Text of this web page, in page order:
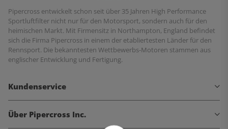
Pipercross entwickelt schon seit über 35 Jahren High Performance
Sportluftfilter nicht nur für den Motorsport, sondern auch für den
heimischen Markt. Mit Firmensitz in Northampton, England befindet
sich die Firma Pipercross in einem der etabliertesten Länder für den
Rennsport. Die bekanntesten Wettbewerbs-Motoren stammen aus
englischer Entwicklung und Fertigung.
Kundenservice
Über Pipercross Inc.